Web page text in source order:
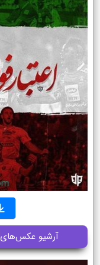
آرشیو عکس‌های